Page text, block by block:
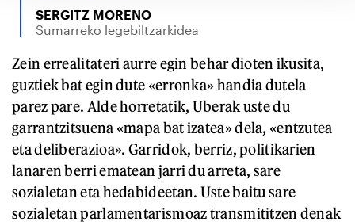
SERGITZ MORENO
Sumarreko legebiltzarkidea
Zein errealitateri aurre egin behar dioten ikusita,
guztiek bat egin dute «erronka» handia dutela
parez pare. Alde horretatik, Uberak uste du
garrantzitsuena «mapa bat izatea» dela, «entzutea
eta deliberazioa». Garridok, berriz, politikarien
lanaren berri ematean jarri du arreta, sare
sozialetan eta hedabideetan. Uste baitu sare
sozialetan parlamentarismoaz transmititzen denak